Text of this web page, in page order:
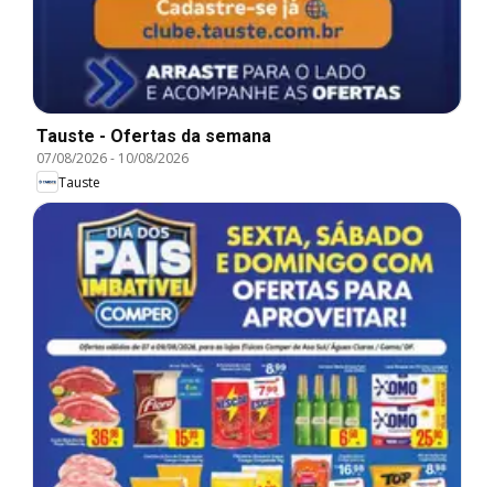
Tauste - Ofertas da semana
07/08/2026- 10/08/2026
Tauste